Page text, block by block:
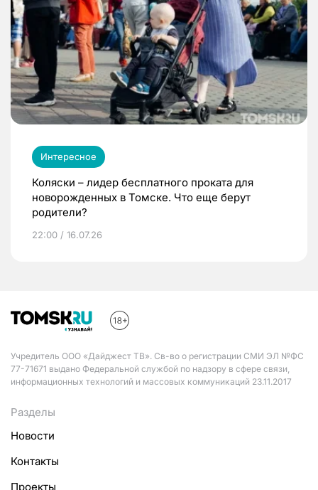
Интересное
Коляски – лидер бесплатного проката для
новорожденных в Томске. Что еще берут
родители?
22:00 / 16.07.26
Учредитель ООО «Дайджест ТВ». Св-во о регистрации СМИ ЭЛ №ФС
77-71671 выдано Федеральной службой по надзору в сфере связи,
информационных технологий и массовых коммуникаций 23.11.2017
Разделы
Новости
Контакты
Проекты